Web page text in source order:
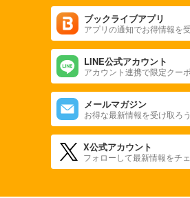
ブックライブアプリ
アプリの通知でお得情報を
LINE公式アカウント
アカウント連携で限定クー
メールマガジン
お得な最新情報を受け取ろ
X公式アカウント
フォローして最新情報をチ